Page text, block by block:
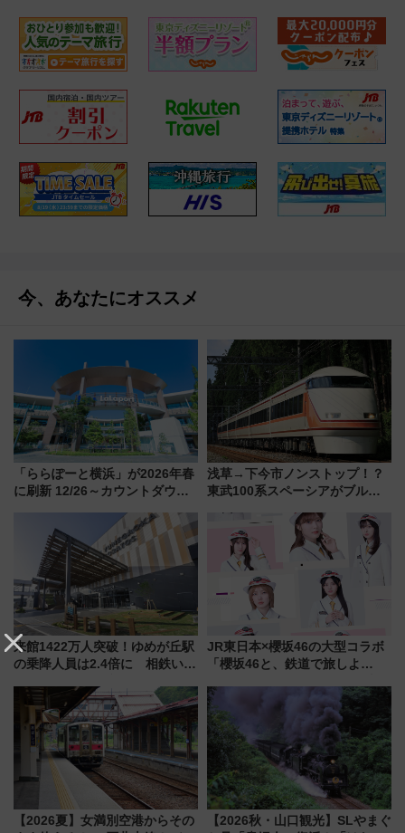
今、あなたにオススメ
「ららぽーと横浜」が2026年春
に刷新 12/26～カウントダウン
バーゲン情報まとめ
浅草→下今市ノンストップ！？
東武100系スペーシアがブルー
ー当時の停車駅」を再現 運転
時刻や特急券の買い方を紹介
来館1422万人突破！ゆめが丘駅
の乗降人員は2.4倍に 相鉄いず
年祭にそうにゃん＆DB.スター
マンが登場
JR東日本×櫻坂46の大型コラボ
「櫻坂46と、鉄道で旅しよ
潟・長野・庄内へ
【2026夏】女満別空港からその
【2026秋・山口観光】SLやまぐ